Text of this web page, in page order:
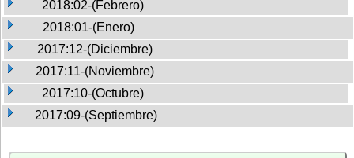
2018:02-(Febrero)
2018:01-(Enero)
2017:12-(Diciembre)
2017:11-(Noviembre)
2017:10-(Octubre)
2017:09-(Septiembre)